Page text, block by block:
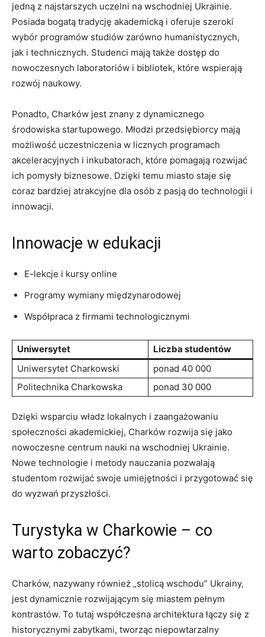
jedną ‌z ⁢najstarszych uczelni na⁤ wschodniej Ukrainie.
Posiada bogatą tradycję akademicką i oferuje szeroki
wybór programów studiów ⁣zarówno humanistycznych,
jak i technicznych. Studenci mają także dostęp do
nowoczesnych laboratoriów i bibliotek, które ‌wspierają
rozwój naukowy.
Ponadto, Charków jest znany z dynamicznego
środowiska startupowego. ⁣Młodzi przedsiębiorcy mają
możliwość uczestniczenia w licznych programach
akceleracyjnych ‌i⁢ inkubatorach, które pomagają rozwijać
ich‍ pomysły biznesowe. Dzięki temu ​miasto staje się
coraz bardziej atrakcyjne dla osób‌ z pasją do technologii i
innowacji.
Innowacje w edukacji
E-lekcje i kursy online
Programy wymiany ⁢międzynarodowej
Współpraca z firmami technologicznymi
Uniwersytet
Liczba studentów
Uniwersytet Charkowski
ponad 40 000
Politechnika Charkowska
ponad 30 000
Dzięki wsparciu władz lokalnych i ‍zaangażowaniu
społeczności akademickiej, Charków rozwija się jako
nowoczesne centrum nauki na wschodniej Ukrainie.
Nowe technologie i metody⁤ nauczania pozwalają
studentom ‌rozwijać swoje ​umiejętności i przygotować się
do wyzwań przyszłości.
Turystyka w Charkowie – co‌
warto zobaczyć?
Charków, nazywany również „stolicą‍ wschodu” Ukrainy,
jest dynamicznie rozwijającym się miastem pełnym
kontrastów.​ To tutaj współczesna architektura łączy się z
‌historycznymi zabytkami, tworząc‍ niepowtarzalny